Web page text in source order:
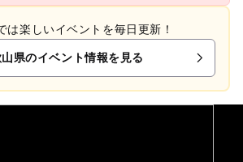
は楽しいイベントを毎日更新！
県のイベント情報を見る